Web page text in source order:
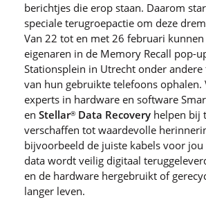
berichtjes die erop staan. Daarom
speciale terugroepactie om deze
Van 22 tot en met 26 februari
eigenaren in de Memory Recall pop-
Stationsplein in Utrecht onder andere
van hun gebruikte telefoons ophalen.
experts in hardware en software
enStellar® Data Recovery helpen bij
verschaffen tot waardevolle
bijvoorbeeld de juiste kabels voor
data wordt veilig digitaal
en de hardware hergebruikt of
langer leven.